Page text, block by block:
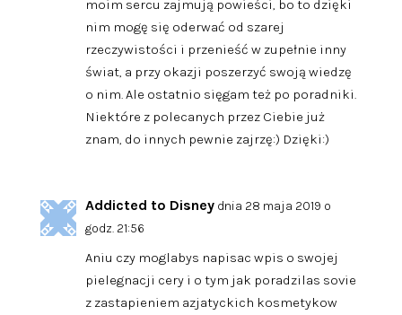
moim sercu zajmują powieści, bo to dzięki
nim mogę się oderwać od szarej
rzeczywistości i przenieść w zupełnie inny
świat, a przy okazji poszerzyć swoją wiedzę
o nim. Ale ostatnio sięgam też po poradniki.
Niektóre z polecanych przez Ciebie już
znam, do innych pewnie zajrzę:) Dzięki:)
Addicted to Disney dnia 28 maja 2019 o
godz. 21:56
Aniu czy moglabys napisac wpis o swojej
pielegnacji cery i o tym jak poradzilas sovie
z zastapieniem azjatyckich kosmetykow